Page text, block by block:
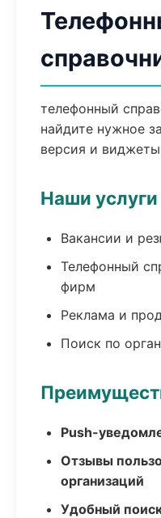
телефонный
найдите нужное
версия и
Наши услуги
Вакансии и
Телефонный
фирм
Реклама и
Поиск по
Push-
Отзывы
организаций
Удобный